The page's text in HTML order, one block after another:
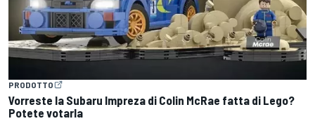
PRODOTTO
Vorreste la Subaru Impreza di Colin McRae fatta di Lego?
Potete votarla